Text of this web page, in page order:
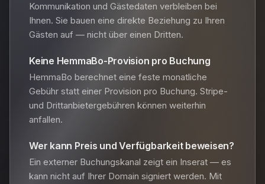
Kommunikation und Gästedaten verbleiben bei
Ihnen. Sie bauen eine direkte Beziehung zu Ihren
Gästen auf — nicht über einen Dritten.
Keine HemmaBo-Provision pro Buchung
HemmaBo berechnet eine feste monatliche
Gebühr statt einer Provision pro Buchung. Stripe-
und Drittanbietergebühren können weiterhin
anfallen.
Wer kann Preis und Verfügbarkeit beweisen?
Ein externer Buchungskanal zeigt ein Inserat — es
kann nicht auf Ihrer Domain signiert werden. Mit